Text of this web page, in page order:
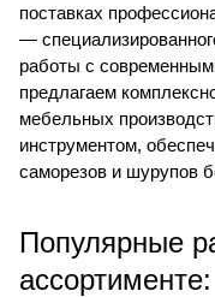
поставках
—
работы с
предлагаем
мебельных
инструментом,
саморезов и шурупов
Популярные
ассортименте: